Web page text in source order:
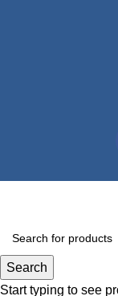
Search
Start typing to see